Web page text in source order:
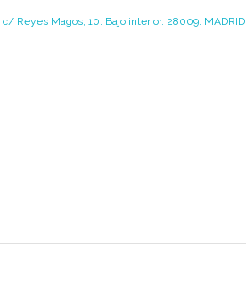
c/ Reyes Magos, 10. Bajo interior. 28009. MADRID